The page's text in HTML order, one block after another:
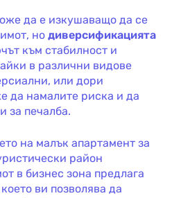
да е изкушаващо да се
но диверсификацията
към стабилност и
в различни видове
или дори
да намалите риска и да
за печалба.
на малък апартамент за
район
в бизнес зона предлага
ви позволява да